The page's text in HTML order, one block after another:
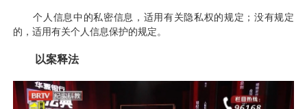
个人信息中的私密信息，适用有关隐私权的规定；没有规定
的，适用有关个人信息保护的规定。
以案释法